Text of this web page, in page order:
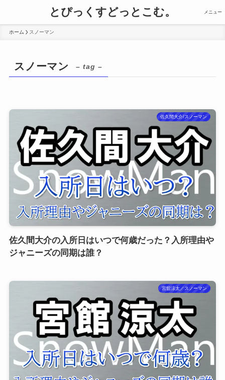
とぴっくすどっとこむ。 メニュー
ホーム スノーマン
スノーマン – tag –
佐久間大介/スノーマン
佐久間大介の入所日はいつで何歳だった？入所理由や
ジャニーズの同期は誰？
宮舘涼太／スノーマン